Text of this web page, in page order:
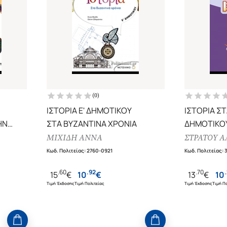
(0)
ΙΣΤΟΡΙΑ Ε' ΔΗΜΟΤΙΚΟΥ
ΣΤΑ ΒΥΖΑΝΤΙΝΑ ΧΡΟΝΙΑ
ΜΙΧΙΔΗ ΑΝΝΑ
Κωδ. Πολιτείας:2760-0921
15.60€
Τιμή Έκδοσης
10.92€
Τιμή Πολιτείας
ΙΣΤΟΡΙΑ
ΣΤΡΑΤΟΥ
Κωδ. Πολιτείας:
13.70€
Τιμή Έκδοσης
10.
Τιμή